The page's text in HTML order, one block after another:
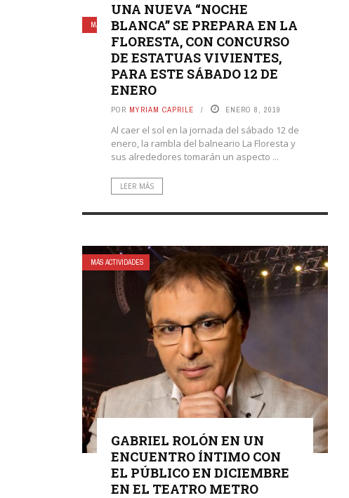
MÁS ACTIVIDADES
UNA NUEVA “NOCHE
BLANCA” SE PREPARA EN LA
FLORESTA, CON CONCURSO
DE ESTATUAS VIVIENTES,
PARA ESTE SÁBADO 12 DE
ENERO
POR MYRIAM CAPRILE ENERO 8, 2019
Al caer el sol en la jornada del sábado 12 de
enero, la rambla del balneario La Floresta y
sus alrededores tomarán un aspecto ...
LEER MÁS
MÁS ACTIVIDADES
GABRIEL ROLÓN EN UN
ENCUENTRO ÍNTIMO CON
EL PÚBLICO EN DICIEMBRE
EN EL TEATRO METRO